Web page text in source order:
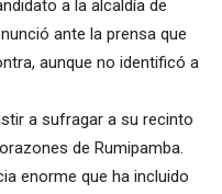
a la alcaldía de
ante la prensa que
aunque no identificó a
a sufragar a su recinto
de Rumipamba.
enorme que ha incluido